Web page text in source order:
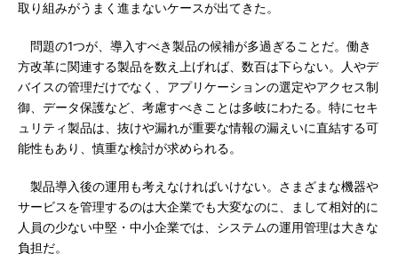
取り組みがうまく進まないケースが出てきた。
問題の1つが、導入すべき製品の候補が多過ぎることだ。働き
方改革に関連する製品を数え上げれば、数百は下らない。人やデ
バイスの管理だけでなく、アプリケーションの選定やアクセス制
御、データ保護など、考慮すべきことは多岐にわたる。特にセキ
ュリティ製品は、抜けや漏れが重要な情報の漏えいに直結する可
能性もあり、慎重な検討が求められる。
製品導入後の運用も考えなければいけない。さまざまな機器や
サービスを管理するのは大企業でも大変なのに、まして相対的に
人員の少ない中堅・中小企業では、システムの運用管理は大きな
負担だ。